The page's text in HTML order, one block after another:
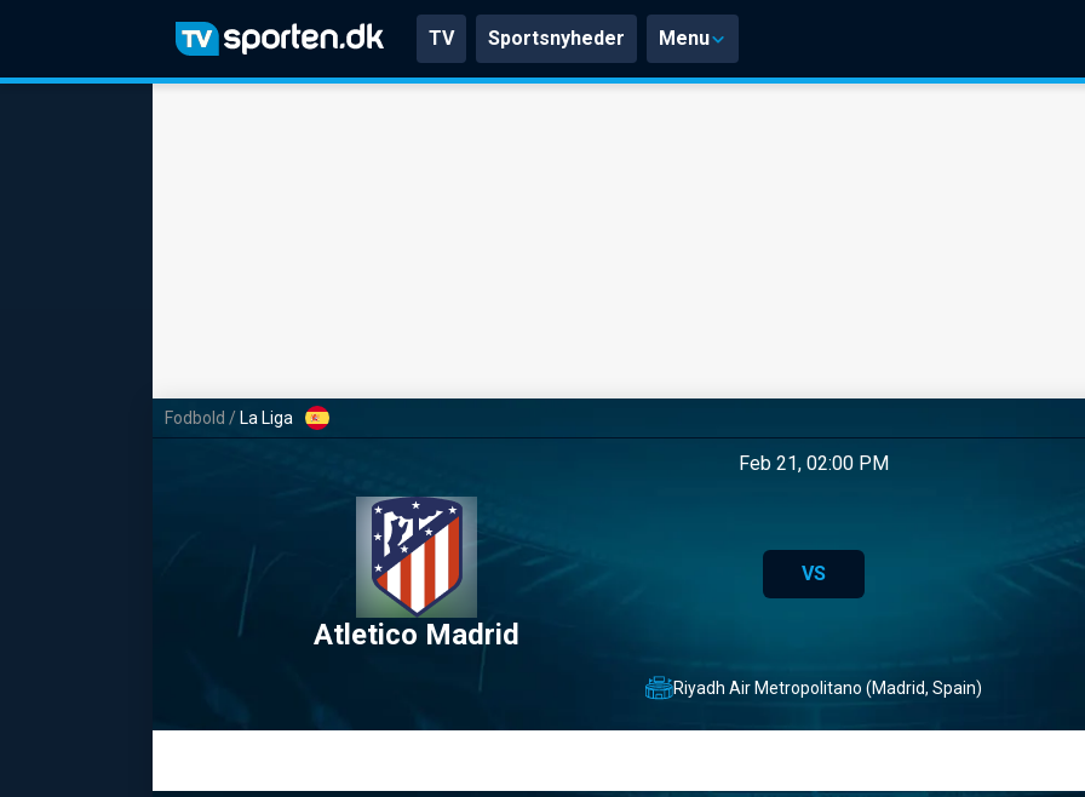
TV Sportsnyheder Menu
Fodbold / La Liga
Feb 21, 02:00 PM
Atletico Madrid
VS
Riyadh Air Metropolitano (Madrid, Spain)